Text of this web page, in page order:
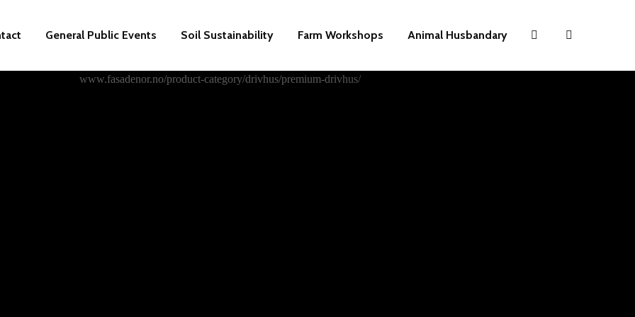
General Public Events Soil Sustainability Farm Workshops Animal Husbandary